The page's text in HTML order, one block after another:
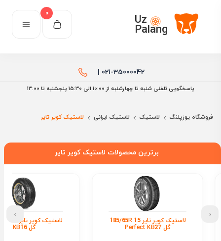
Uz
Palang
0
021-35000042 |
پاسخگویی تلفنی شنبه تا چهارشنبه از 10:00 الی ۱۵:30 پنجشنبه تا 13:00
فروشگاه یوزپلنگ لاستیک لاستیک ایرانی لاستیک کویر تایر
برترین محصولات لاستیک کویر تایر
لاستیک کویر تایر 185/65R 15
گل Perfect KB27 گل KB16
‹
›